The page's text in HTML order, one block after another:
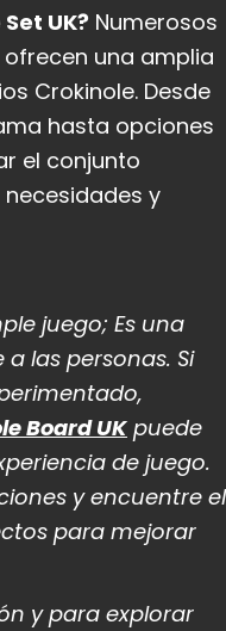
UK? Numerosos
una amplia
Crokinole. Desde
hasta opciones
el conjunto
y
juego; Es una
las personas. Si
Board UK puede
de juego.
y encuentre el
para mejorar
y para explorar